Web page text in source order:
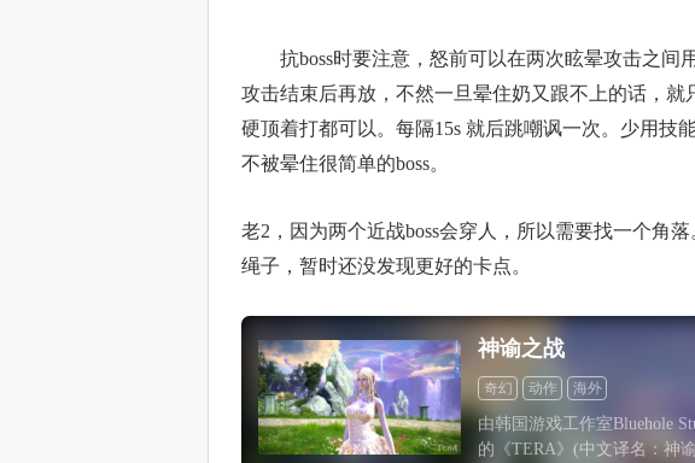
抗boss时要注意，怒前可以在两次眩晕攻击之间
攻击结束后再放，不然一旦晕住奶又跟不上的话，就
硬顶着打都可以。每隔15s 就后跳嘲讽一次。少用技
不被晕住很简单的boss。
老2，因为两个近战boss会穿人，所以需要找一个角
绳子，暂时还没发现更好的卡点。
神谕之战
奇幻 动作 海外
由韩国游戏工作室Bluehole
的《TERA》(中文译名：神